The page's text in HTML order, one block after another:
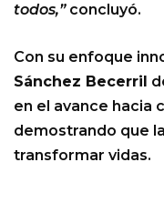
todos,”concluyó.
Con su enfoque
Sánchez Becerril
en el avance hacia
demostrando que
transformar vidas.